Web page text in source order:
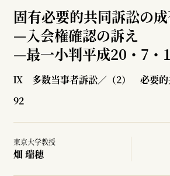
固有必要的共同訴訟の成
—入会権確認の訴え
—最一小判平成20・7・
Ⅸ 多数当事者訴訟／（2） 必要的
92
東京大学教授
畑 瑞穂